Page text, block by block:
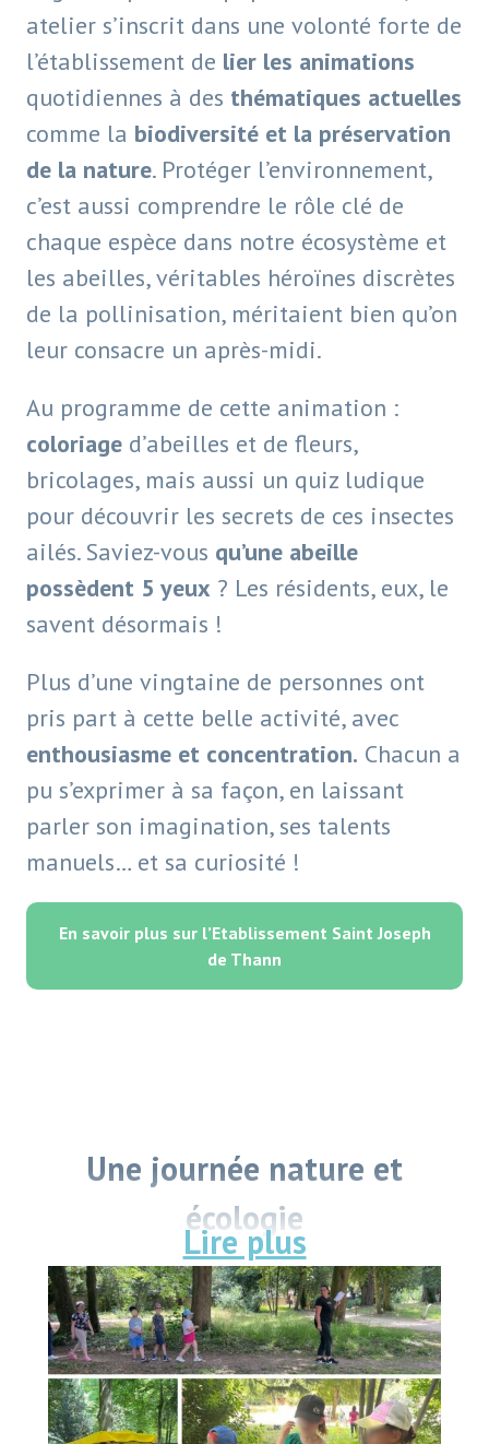
atelier s’inscrit dans une volonté forte de
l’établissement de lier les animations
quotidiennes à des thématiques actuelles
comme la biodiversité et la préservation
de la nature. Protéger l’environnement,
c’est aussi comprendre le rôle clé de
chaque espèce dans notre écosystème et
les abeilles, véritables héroïnes discrètes
de la pollinisation, méritaient bien qu’on
leur consacre un après-midi.
Au programme de cette animation :
coloriage d’abeilles et de fleurs,
bricolages, mais aussi un quiz ludique
pour découvrir les secrets de ces insectes
ailés. Saviez-vous qu’une abeille
possèdent 5 yeux ? Les résidents, eux, le
savent désormais !
Plus d’une vingtaine de personnes ont
pris part à cette belle activité, avec
enthousiasme et concentration. Chacun a
pu s’exprimer à sa façon, en laissant
parler son imagination, ses talents
manuels… et sa curiosité !
En savoir plus sur l’Etablissement Saint Joseph
de Thann
Une journée nature et
écologie